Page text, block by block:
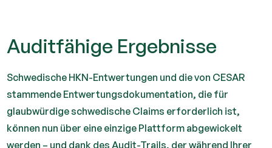
Auditfähige Ergebnisse
Schwedische HKN-Entwertungen und die von CESAR
stammende Entwertungsdokumentation, die für
glaubwürdige schwedische Claims erforderlich ist,
können nun über eine einzige Plattform abgewickelt
werden – und dank des Audit-Trails, der während Ihrer